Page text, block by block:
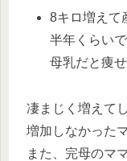
8キロ増えて
半年くらい
母乳だと痩せ
凄まじく増えて
増加しなかった
また、完母のマ